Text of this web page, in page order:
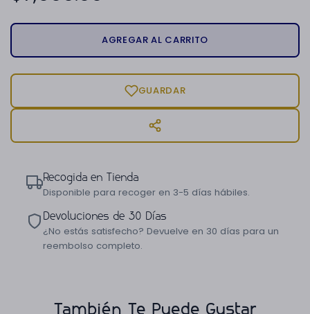
AGREGAR AL CARRITO
GUARDAR
Recogida en Tienda
Disponible para recoger en 3-5 días hábiles.
Devoluciones de 30 Días
¿No estás satisfecho? Devuelve en 30 días para un
reembolso completo.
También Te Puede Gustar